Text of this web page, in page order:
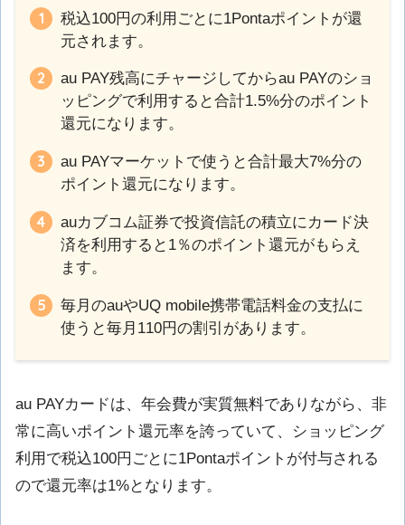
税込100円の利用ごとに1Pontaポイントが還
元されます。
au PAY残高にチャージしてからau PAYのショ
ッピングで利用すると合計1.5%分のポイント
還元になります。
au PAYマーケットで使うと合計最大7%分の
ポイント還元になります。
auカブコム証券で投資信託の積立にカード決
済を利用すると1％のポイント還元がもらえ
ます。
毎月のauやUQ mobile携帯電話料金の支払に
使うと毎月110円の割引があります。
au PAYカードは、年会費が実質無料でありながら、非
常に高いポイント還元率を誇っていて、ショッピング
利用で税込100円ごとに1Pontaポイントが付与される
ので還元率は1%となります。